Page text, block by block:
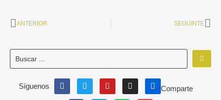
ANTERIOR SEGUINTE
Síguenos Comparte